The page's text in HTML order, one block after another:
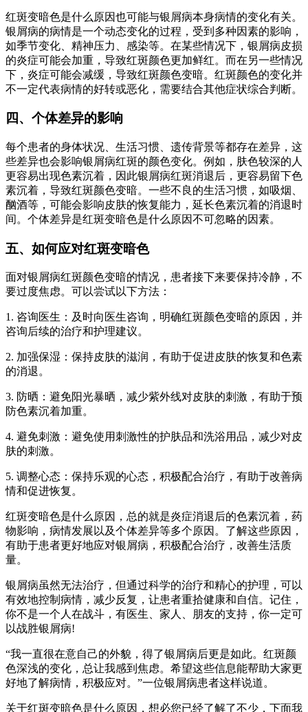
红斑变暗色是什么原因也可能与银屑病本身病情的变化有关。
银屑病的病情是一个动态变化的过程，受到多种因素的影响，
如季节变化、精神压力、感染等。在某些情况下，银屑病皮损
的炎症可能会加重，导致红斑颜色更加鲜红。而在另一些情况
下，炎症可能会减缓，导致红斑颜色变暗。红斑颜色的变化并
不一定代表病情的好转或恶化，需要结合其他症状综合判断。
四、个体差异的影响
每个患者的身体状况、生活习惯、遗传背景等都存在差异，这
些差异也会影响银屑病红斑的颜色变化。例如，肤色较深的人
更容易出现色素沉着，因此银屑病红斑消退后，更容易留下色
素沉着，导致红斑颜色变暗。一些不良的生活习惯，如吸烟、
酗酒等，可能会影响皮肤的恢复能力，延长色素沉着的消退时
间。个体差异是红斑变暗色是什么原因不可忽略的因素。
五、如何应对红斑变暗色
面对银屑病红斑颜色变暗的情况，患者接下来要保持冷静，不
要过度焦虑。可以尝试以下方法：
1. 咨询医生：及时向医生咨询，明确红斑颜色变暗的原因，并
咨询后续的治疗和护理建议。
2. 加强保湿：保持皮肤的滋润，有助于促进皮肤的恢复和色素
的消退。
3. 防晒：避免阳光暴晒，减少紫外线对皮肤的刺激，有助于预
防色素沉着加重。
4. 避免刺激：避免使用刺激性的护肤品和洗浴用品，减少对皮
肤的刺激。
5. 调整心态：保持乐观的心态，积极配合治疗，有助于改善病
情和促进恢复。
红斑变暗色是什么原因，总的就是炎症消退后的色素沉着，药
物影响，病情发展以及个体差异等多个原因。了解这些原因，
有助于患者更好地应对银屑病，积极配合治疗，改善生活质
量。
银屑病虽然无法治疗，但通过科学的治疗和精心的护理，可以
有效地控制病情，减少反复，让患者重拾健康和自信。记住，
你不是一个人在战斗，有医生、家人、朋友的支持，你一定可
以战胜银屑病!
“我一直很在意自己的外貌，得了银屑病后更是如此。红斑颜
色深浅的变化，总让我感到焦虑。希望这些信息能帮助大家更
好地了解病情，积极应对。”一位银屑病患者这样说道。
关于红斑变暗色是什么原因，想必您已经了解了不少，下面我